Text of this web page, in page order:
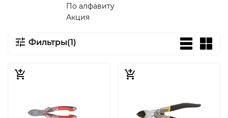
По алфавиту
Акция
Фильтры(1)